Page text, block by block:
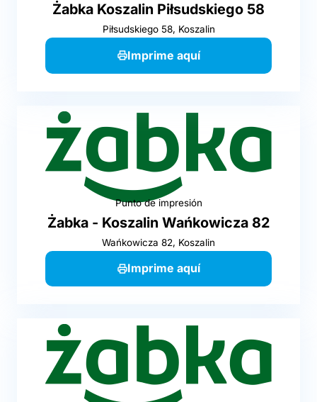
Żabka Koszalin Piłsudskiego 58
Piłsudskiego 58, Koszalin
Imprime aquí
Punto de impresión
Żabka - Koszalin Wańkowicza 82
Wańkowicza 82, Koszalin
Imprime aquí